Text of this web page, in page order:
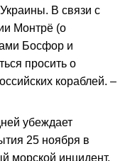
В связи с
Монтрё (о
Босфор и
просить о
кораблей. –
убеждает
25 ноября в
морской инцидент,